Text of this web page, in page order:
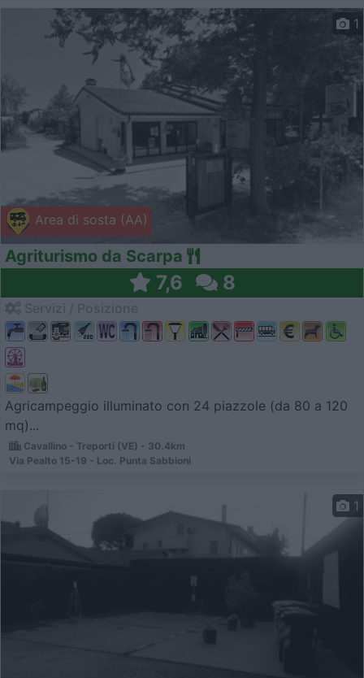
Area di sosta (AA)
1
Agriturismo da Scarpa
7,6 8
Agricampeggio illuminato con 24 piazzole (da 80 a 120
mq)...
Cavallino - Treporti (VE) - 30.4km
Via Pealto 15-19 - Loc. Punta Sabbioni
1